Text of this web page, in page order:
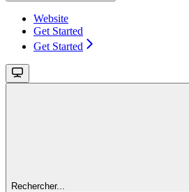
Website
Get Started
Get Started
Rechercher...